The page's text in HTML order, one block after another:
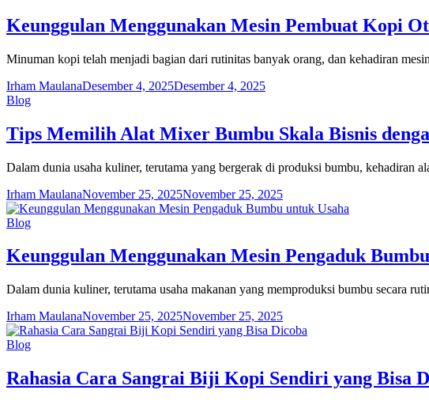
Keunggulan Menggunakan Mesin Pembuat Kopi
Minuman kopi telah menjadi bagian dari rutinitas banyak orang, dan kehadiran
Irham MaulanaDesember 4, 2025Desember 4, 2025
Blog
Tips Memilih Alat Mixer Bumbu Skala Bisnis
Dalam dunia usaha kuliner, terutama yang bergerak di produksi bumbu, kehadiran
Irham MaulanaNovember 25, 2025November 25, 2025
Blog
Keunggulan Menggunakan Mesin Pengaduk
Dalam dunia kuliner, terutama usaha makanan yang memproduksi bumbu secara
Irham MaulanaNovember 25, 2025November 25, 2025
Blog
Rahasia Cara Sangrai Biji Kopi Sendiri yang Bisa